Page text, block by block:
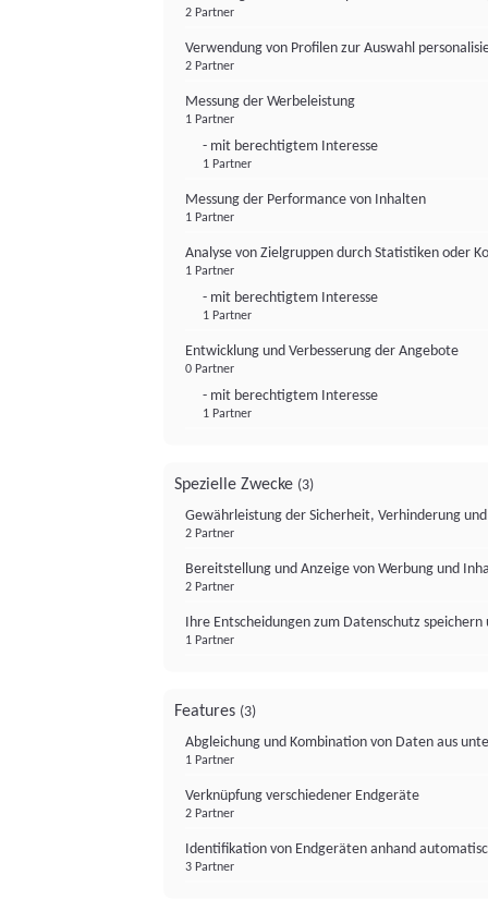
2 Partner
Verwendung von Profilen zur Auswahl
2 Partner
Messung der Werbeleistung
1 Partner
- mit berechtigtem Interesse
1 Partner
Messung der Performance von Inhalten
1 Partner
Analyse von Zielgruppen durch Statistiken oder
1 Partner
- mit berechtigtem Interesse
1 Partner
Entwicklung und Verbesserung der Angebote
0 Partner
- mit berechtigtem Interesse
1 Partner
Spezielle Zwecke (3)
Gewährleistung der Sicherheit, Verhinderung
2 Partner
Bereitstellung und Anzeige von Werbung und
2 Partner
Ihre Entscheidungen zum Datenschutz
1 Partner
Features (3)
Abgleichung und Kombination von Daten aus
1 Partner
Verknüpfung verschiedener Endgeräte
2 Partner
Identifikation von Endgeräten anhand
3 Partner